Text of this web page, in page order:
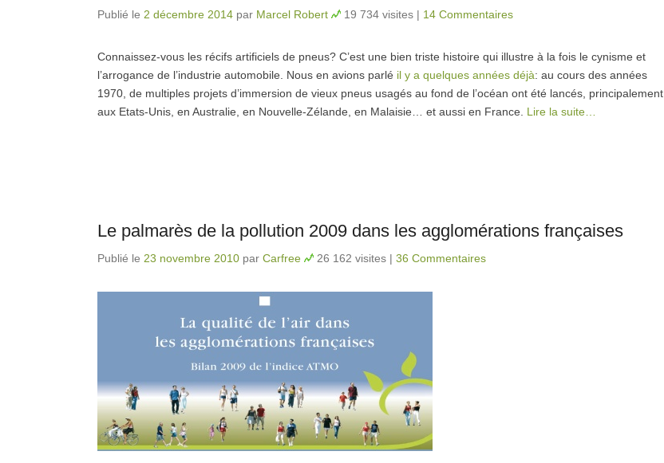
Publié le 2 décembre 2014 par Marcel Robert 19 734 visites | 14 Commentaires
Connaissez-vous les récifs artificiels de pneus? C’est une bien triste histoire qui illustre à la fois le cynisme et
l’arrogance de l’industrie automobile. Nous en avions parlé il y a quelques années déjà: au cours des années
1970, de multiples projets d’immersion de vieux pneus usagés au fond de l’océan ont été lancés, principalement
aux Etats-Unis, en Australie, en Nouvelle-Zélande, en Malaisie… et aussi en France. Lire la suite…
Le palmarès de la pollution 2009 dans les agglomérations françaises
Publié le 23 novembre 2010 par Carfree 26 162 visites | 36 Commentaires